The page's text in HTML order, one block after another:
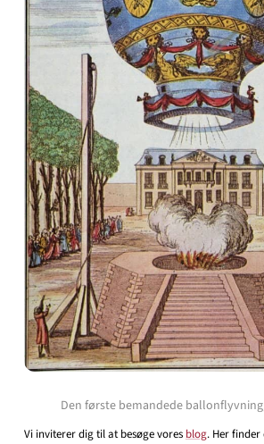
Den første bemandede
Vi inviterer dig til at besøge vores blog. Her